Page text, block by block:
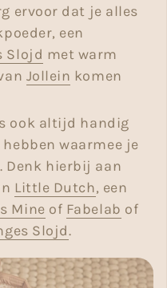
ervoor dat je alles
een
Slojd met warm
Jollein komen
ook altijd handig
waarmee je
Denk hierbij aan
Little Dutch, een
Mine of Fabelab of
Slojd.